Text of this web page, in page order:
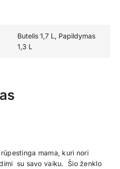
Butelis 1,7 L, Papildymas
1,3 L
mama, kuri nori
su savo vaiku. Šio ženklo